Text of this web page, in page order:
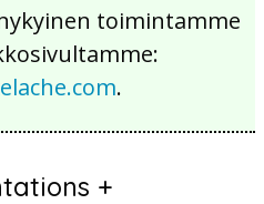
toimintamme
.
+